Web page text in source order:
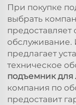
При покупке
выбрать
предлагает
техническое
подъемник для
компания по
предоставит